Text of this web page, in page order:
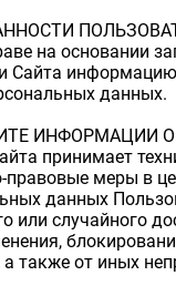
на основании
Сайта
данных.
ИНФОРМАЦИИ О
принимает
правовые меры в
данных
или случайного
а также от иных